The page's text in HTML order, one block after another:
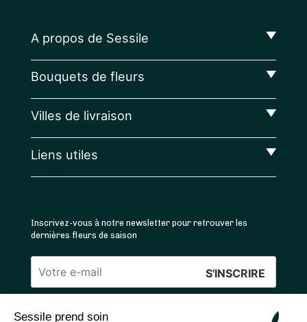
Sessile prend soin
A propos de Sessile
Bouquets de fleurs
Villes de livraison
Liens utiles
Inscrivez-vous à notre newsletter pour retrouver les
dernières fleurs de saison
Veuillez
ce